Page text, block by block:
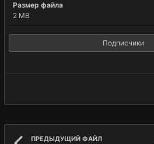
Размер файла
2 MB
Подписчики
ПРЕДЫДУЩИЙ ФАЙЛ